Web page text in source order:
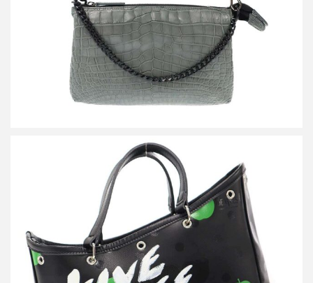
詳しく見る
コムデギャルソン The Beatles LIVE FREE with STRONG WILL メ
ッセージ トートバッグ VZ-K250-051
買取金額36,000円